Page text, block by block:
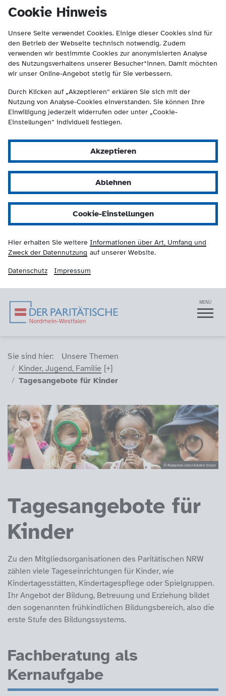
Cookie Hinweis
Unsere Seite verwendet Cookies. Einige dieser Cookies sind für
den Betrieb der Webseite technisch notwendig. Zudem
verwenden wir bestimmte Cookies zur anonymisierten Analyse
des Nutzungsverhaltens unserer Besucher*innen. Damit möchten
wir unser Online-Angebot stetig für Sie verbessern.
Durch Klicken auf „Akzeptieren“ erklären Sie sich mit der
Nutzung von Analyse-Cookies einverstanden. Sie können Ihre
Einwilligung jederzeit widerrufen oder unter „Cookie-
Einstellungen“ individuell festlegen.
Akzeptieren
Ablehnen
Cookie-Einstellungen
Hier erhalten Sie weitere Informationen über Art, Umfang und
Zweck der Datennutzung auf unserer Website.
Datenschutz Impressum
Der Paritätische NRW
springen
(Kontakt und Suche) springen.
Navigation MENÜ
Sie sind hier (Breadcrumb)
Sie sind hier:
Unsere Themen
Kinder, Jugend, Familie
Tagesangebote für Kinder
© Rawpixel.com/Adobe Stock
Tagesangebote für
Kinder
Zu den Mitgliedsorganisationen des Paritätischen NRW
zählen viele Tageseinrichtungen für Kinder, wie
Kindertagesstätten, Kindertagespflege oder Spielgruppen.
Ihr Angebot der Bildung, Betreuung und Erziehung bildet
den sogenannten frühkindlichen Bildungsbereich, also die
erste Stufe des Bildungssystems.
Fachberatung als
Kernaufgabe